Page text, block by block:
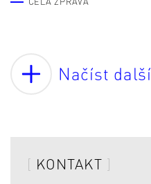
Načíst další
KONTAKT